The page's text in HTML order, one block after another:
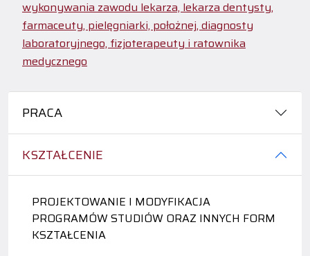
PRACA
KSZTAŁCENIE
PROJEKTOWANIE I MODYFIKACJA
PROGRAMÓW STUDIÓW ORAZ INNYCH FORM
KSZTAŁCENIA
wykonywania zawodu lekarza, lekarza dentysty,
farmaceuty, pielęgniarki, położnej, diagnosty
laboratoryjnego, fizjoterapeuty i ratownika
medycznego